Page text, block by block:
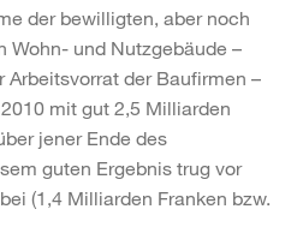
der bewilligten, aber noch
Wohn- und Nutzgebäude –
Arbeitsvorrat der Baufirmen –
mit gut 2,5 Milliarden
jener Ende des
guten Ergebnis trug vor
(1,4 Milliarden Franken bzw.